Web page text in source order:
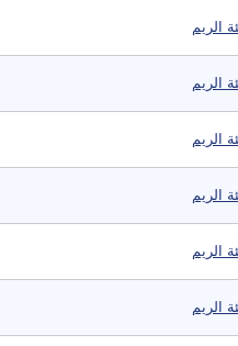
الريم
الريم
الريم
الريم
الريم
الريم